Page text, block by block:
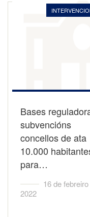
Bases
subvencións
concellos de ata
10.000
para…
16 de
2022